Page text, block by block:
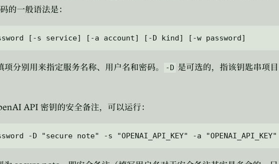
的一般语法是：
项分别用来指定服务名称、用户名和密码。 -D 是可选的，指该钥匙串项目
API 密钥的安全备注，可以运行：